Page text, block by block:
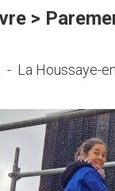
>
- La Houssaye-